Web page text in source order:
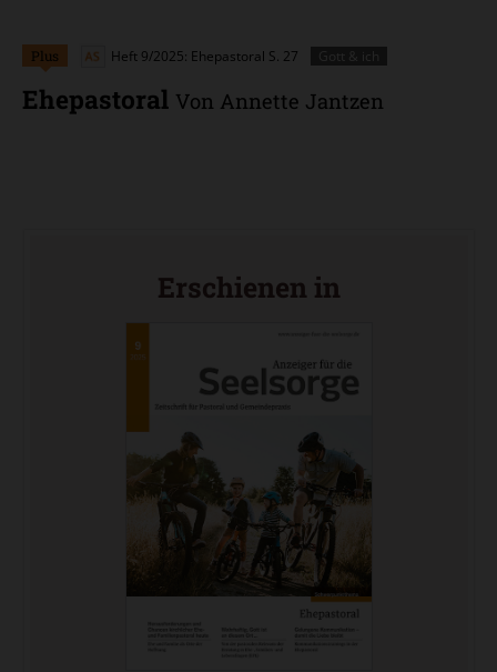
Plus Heft 9/2025: Ehepastoral S. 27 Gott & ich
Ehepastoral Von Annette Jantzen
Erschienen in